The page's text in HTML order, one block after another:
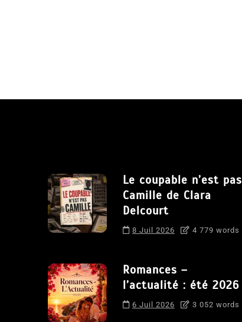
Le coupable n’est pas
Camille de Clara
Delcourt
8 Juil 2026 4 779 words
Romances –
l’actualité : été 2026
6 Juil 2026 3 052 words